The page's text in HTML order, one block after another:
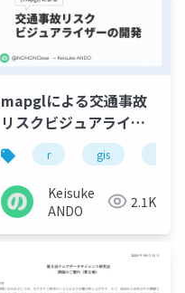
tokyo.r
mapglによる交通事故
リスクビジュアライザ
ーの開発
r gis
Keisuke
ANDO
2.1K